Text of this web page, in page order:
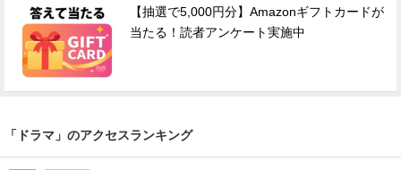
【抽選で5,000円分】Amazonギフトカードが
当たる！読者アンケート実施中
「ドラマ」のアクセスランキング